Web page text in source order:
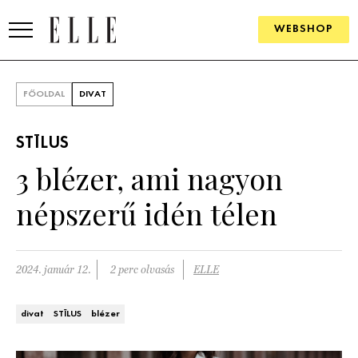
WEBSHOP
SZÉPSÉG
KULTÚRA
PSZICHÉ
ÉLETMÓD
FŐOLDAL DIVAT
STÍLUS
3 blézer, ami nagyon
népszerű idén télen
2024. január 12. 2 perc olvasás ELLE
divat STÍLUS blézer